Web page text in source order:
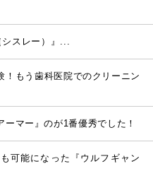
スレー）』...
！もう歯科医院でのクリーニン
マー』のが1番優秀でした！
可能になった『ウルフギャン